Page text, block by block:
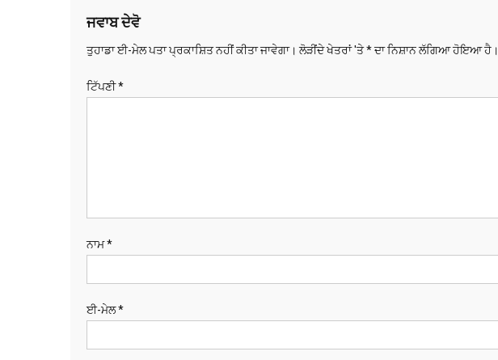
ਜਵਾਬ ਦੇਵੋ
ਤੁਹਾਡਾ ਈ-ਮੇਲ ਪਤਾ ਪ੍ਰਕਾਸ਼ਿਤ ਨਹੀਂ ਕੀਤਾ ਜਾਵੇਗਾ। ਲੋੜੀਂਦੇ ਖੇਤਰਾਂ 'ਤੇ*ਦਾ ਨਿਸ਼ਾਨ ਲੱਗਿਆ ਹੋਇਆ ਹੈ।
ਟਿੱਪਣੀ*
ਨਾਮ*
ਈ-ਮੇਲ*